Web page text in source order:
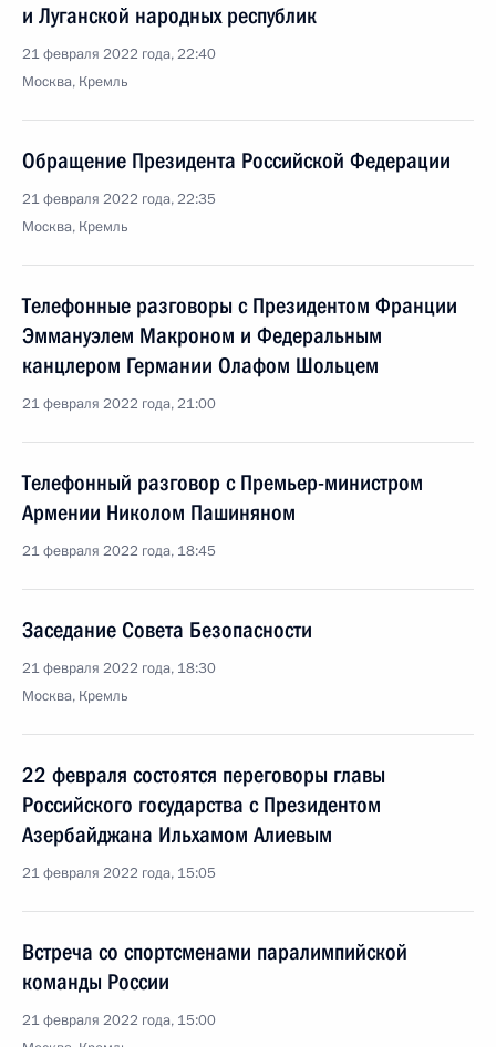
и Луганской народных республик
21 февраля 2022 года, 22:40
Москва, Кремль
Обращение Президента Российской Федерации
21 февраля 2022 года, 22:35
Москва, Кремль
Телефонные разговоры с Президентом Франции
Эммануэлем Макроном и Федеральным
канцлером Германии Олафом Шольцем
21 февраля 2022 года, 21:00
Телефонный разговор с Премьер-министром
Армении Николом Пашиняном
21 февраля 2022 года, 18:45
Заседание Совета Безопасности
21 февраля 2022 года, 18:30
Москва, Кремль
22 февраля состоятся переговоры главы
Российского государства с Президентом
Азербайджана Ильхамом Алиевым
21 февраля 2022 года, 15:05
Встреча со спортсменами паралимпийской
команды России
21 февраля 2022 года, 15:00